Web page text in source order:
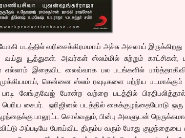
படத்தில் வரிசைக்கிரமமாய் அச்சு அசலாய்
யூத்துகள். அவர்கள் ஸ்லம்மில் சுற்றும் காட்சிகள்,
இதைவிட லைவ்வாக பல படங்களில்
சென்னை ஸ்லம் ரவுடிகளை பற்றிய படமாக்கும்
பாடி லேங்குவேஜ் போன்ற வற்றை படத்தில்
பெரிய சைபர். ஒரிஜினல் படத்தில் கைக்குழந்தையோடு
பாலூட்ட சொல்வதும், பின்பு அவளுடன்
அப்படியே போய்விட திரும்ப வரும் போது குழந்தையை